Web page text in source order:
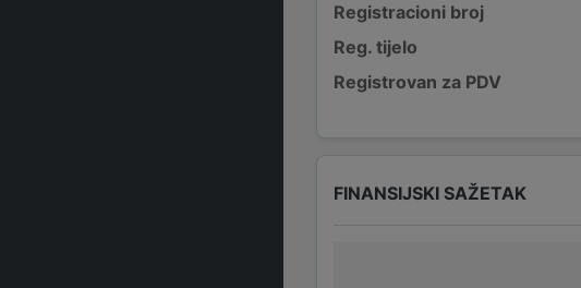
Registracioni broj
Reg. tijelo
Registrovan za PDV
FINANSIJSKI SAŽETAK